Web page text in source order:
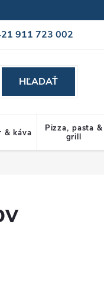
911 723 002
Cookies policy
HĽADAŤ
& káva
Pizza, pasta &
grill